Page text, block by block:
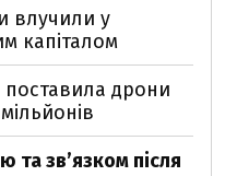
влучили у
капіталом
дрони
та звʼязком після